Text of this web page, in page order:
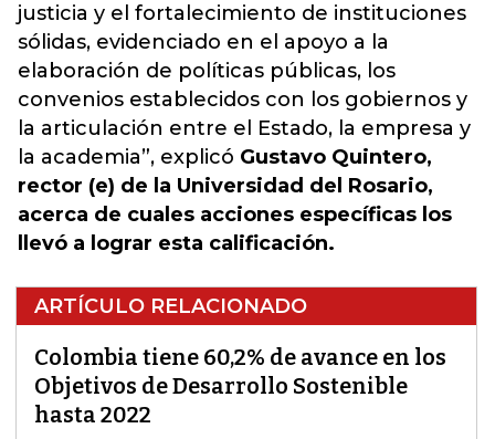
justicia y el fortalecimiento de instituciones
sólidas, evidenciado en el apoyo a la
elaboración de políticas públicas, los
convenios establecidos con los gobiernos y
la articulación entre el Estado, la empresa y
la academia”, explicó Gustavo Quintero,
rector (e) de la Universidad del Rosario,
acerca de cuales acciones específicas los
llevó a lograr esta calificación.
ARTÍCULO RELACIONADO
Colombia tiene 60,2% de avance en los
Objetivos de Desarrollo Sostenible
hasta 2022